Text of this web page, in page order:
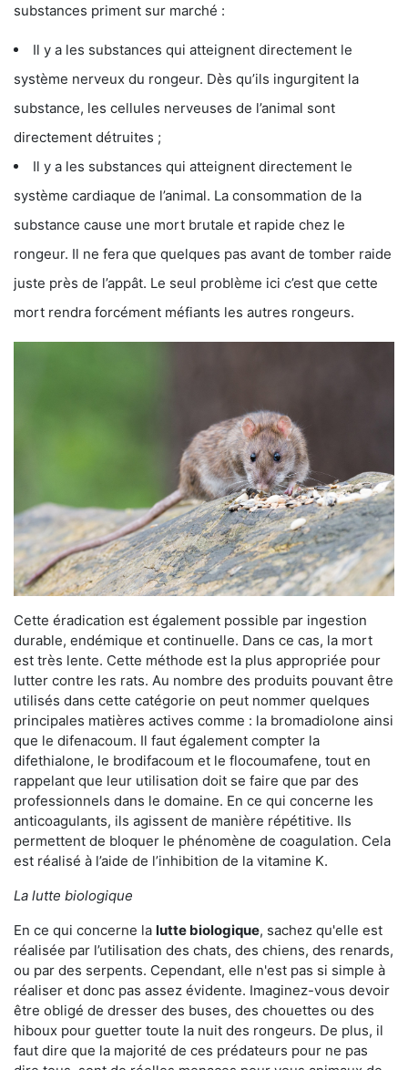
substances priment sur marché :
Il y a les substances qui atteignent directement le
système nerveux du rongeur. Dès qu’ils ingurgitent la
substance, les cellules nerveuses de l’animal sont
directement détruites ;
Il y a les substances qui atteignent directement le
système cardiaque de l’animal. La consommation de la
substance cause une mort brutale et rapide chez le
rongeur. Il ne fera que quelques pas avant de tomber raide
juste près de l’appât. Le seul problème ici c’est que cette
mort rendra forcément méfiants les autres rongeurs.
Cette éradication est également possible par ingestion
durable, endémique et continuelle. Dans ce cas, la mort
est très lente. Cette méthode est la plus appropriée pour
lutter contre les rats. Au nombre des produits pouvant être
utilisés dans cette catégorie on peut nommer quelques
principales matières actives comme : la bromadiolone ainsi
que le difenacoum. Il faut également compter la
difethialone, le brodifacoum et le flocoumafene, tout en
rappelant que leur utilisation doit se faire que par des
professionnels dans le domaine. En ce qui concerne les
anticoagulants, ils agissent de manière répétitive. Ils
permettent de bloquer le phénomène de coagulation. Cela
est réalisé à l’aide de l’inhibition de la vitamine K.
La lutte biologique
En ce qui concerne la lutte biologique, sachez qu'elle est
réalisée par l’utilisation des chats, des chiens, des renards,
ou par des serpents. Cependant, elle n'est pas si simple à
réaliser et donc pas assez évidente. Imaginez-vous devoir
être obligé de dresser des buses, des chouettes ou des
hiboux pour guetter toute la nuit des rongeurs. De plus, il
faut dire que la majorité de ces prédateurs pour ne pas